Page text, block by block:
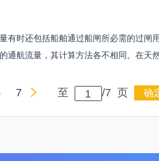
有时还包括船舶通过船闸所必需的过闸
航流量，其计算方法各不相同。在天
7 至 /7 页 确